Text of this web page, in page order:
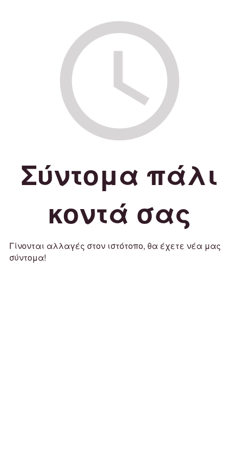
Σύντομα πάλι
κοντά σας
Γίνονται αλλαγές στον ιστότοπο, θα έχετε νέα μας
σύντομα!